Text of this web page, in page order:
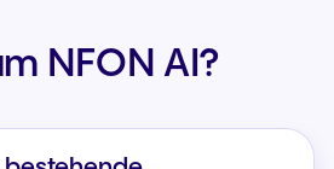
NFON AI?